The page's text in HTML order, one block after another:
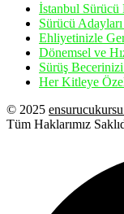
İstanbul
Sürücü
Ehliyetinizle
Dönemsel ve
Sürüş
Her Kitleye
© 2025
Tüm Haklarımız